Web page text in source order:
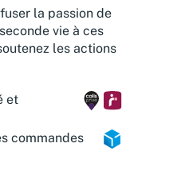
la passion de
vie à ces
les actions
et
commandes